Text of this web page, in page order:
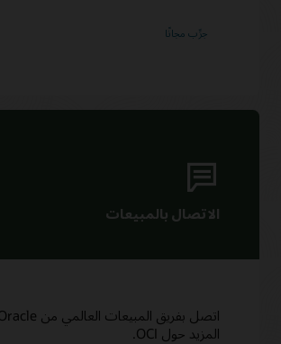
جرِّب مجانًا‬
الاتصال بالمبيعات
المزيد حول OCI.